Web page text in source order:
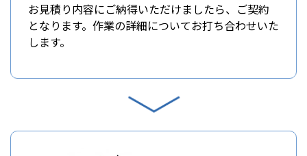
お見積り内容にご納得いただけましたら、ご契約
となります。作業の詳細についてお打ち合わせいた
します。